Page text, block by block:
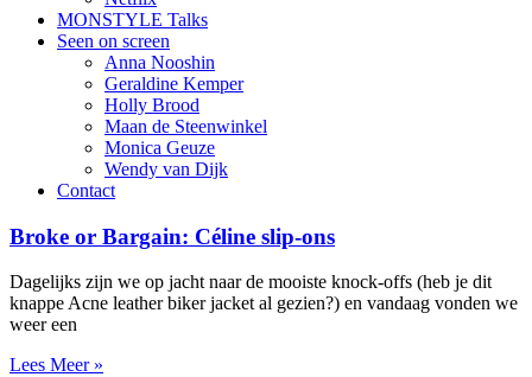
MONSTYLE Talks
Seen on screen
Anna Nooshin
Geraldine Kemper
Holly Brood
Maan de Steenwinkel
Monica Geuze
Wendy van Dijk
Contact
Broke or Bargain: Céline slip-ons
Dagelijks zijn we op jacht naar de mooiste knock-offs (heb je dit
knappe Acne leather biker jacket al gezien?) en vandaag vonden we
weer een
Lees Meer »